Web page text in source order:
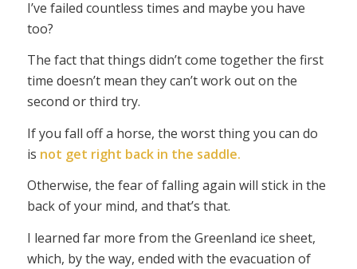
I’ve failed countless times and maybe you have
too?
The fact that things didn’t come together the first
time doesn’t mean they can’t work out on the
second or third try.
If you fall off a horse, the worst thing you can do
is not get right back in the saddle.
Otherwise, the fear of falling again will stick in the
back of your mind, and that’s that.
I learned far more from the Greenland ice sheet,
which, by the way, ended with the evacuation of